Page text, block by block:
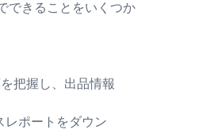
できることをいくつか
把握し、出品情報
レポートをダウン